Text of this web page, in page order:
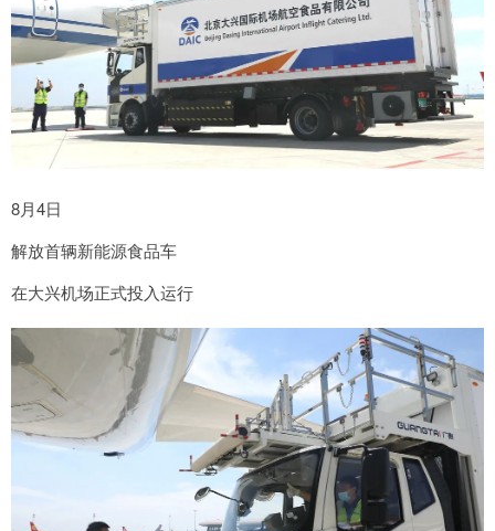
8月4日
解放首辆新能源食品车
在大兴机场正式投入运行